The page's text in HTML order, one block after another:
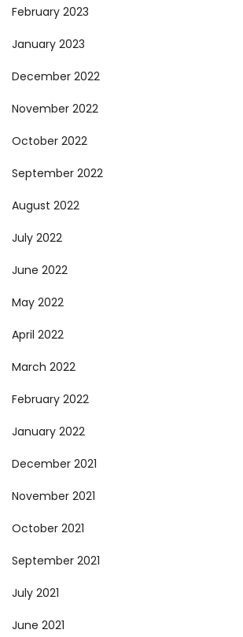
February 2023
January 2023
December 2022
November 2022
October 2022
September 2022
August 2022
July 2022
June 2022
May 2022
April 2022
March 2022
February 2022
January 2022
December 2021
November 2021
October 2021
September 2021
July 2021
June 2021